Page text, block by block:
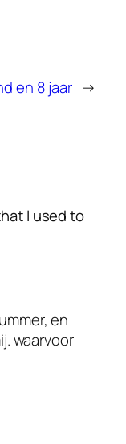
en 8 jaar →
I used to
en
waarvoor